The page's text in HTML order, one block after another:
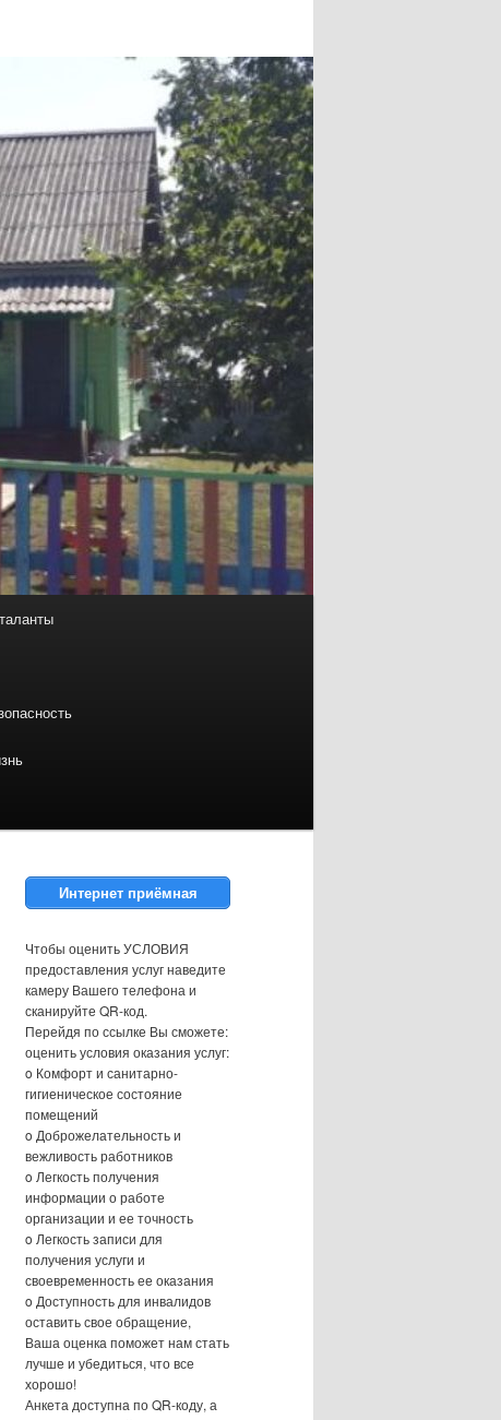
Интернет приёмная
Чтобы оценить УСЛОВИЯ
предоставления услуг наведите
камеру Вашего телефона и
сканируйте QR-код.
Перейдя по ссылке Вы сможете:
оценить условия оказания услуг:
o Комфорт и санитарно-
гигиеническое состояние
помещений
o Доброжелательность и
вежливость работников
o Легкость получения
информации о работе
организации и ее точность
o Легкость записи для
получения услуги и
своевременность ее оказания
o Доступность для инвалидов
оставить свое обращение,
Ваша оценка поможет нам стать
лучше и убедиться, что все
хорошо!
Анкета доступна по QR-коду, а